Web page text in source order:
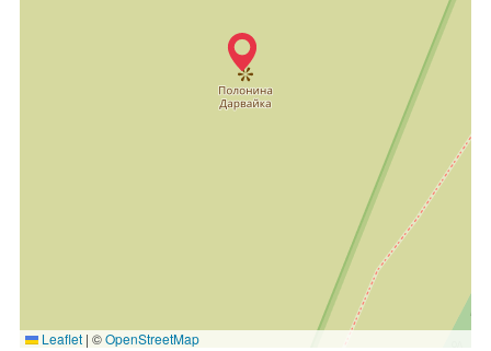
Leaflet | ©OpenStreetMap